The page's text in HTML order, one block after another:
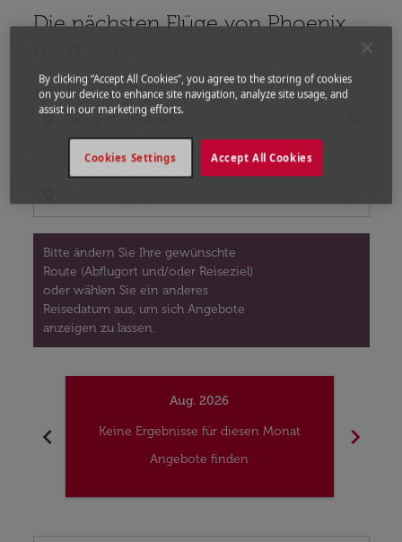
Die nächsten Flüge von Phoenix
Von
location_on
Bitte ändern Sie Ihre gewünschte
Route (Abflugort und/oder Reiseziel)
oder wählen Sie ein anderes
Reisedatum aus, um sich Angebote
anzeigen zu lassen.
Bitte ändern Sie Ihre gewünschte Route (Abflugort
chevron_left
Aug. 2026
Keine Ergebnisse für diesen Monat
Angebote finden
chevron_right
By clicking “Accept All Cookies”, you agree to the storing of cookies
on your device to enhance site navigation, analyze site usage, and
assist in our marketing efforts.
Accept All Cookies
Cookies Settings